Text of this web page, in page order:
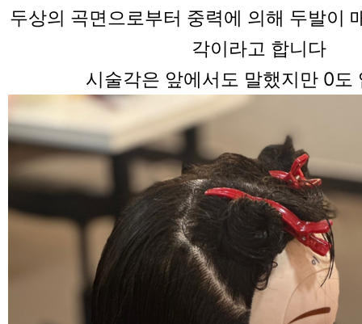
두상의 곡면으로부터 중력에 의해 두발이
각이라고 합니다
시술각은 앞에서도 말했지만 0도